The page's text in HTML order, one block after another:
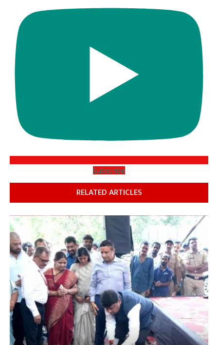
Subscribe
RELATED ARTICLES